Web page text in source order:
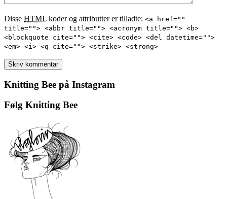
Disse HTML koder og attributter er tilladte: <a href=""
title=""> <abbr title=""> <acronym title=""> <b>
<blockquote cite=""> <cite> <code> <del datetime="">
<em> <i> <q cite=""> <strike> <strong>
Knitting Bee på Instagram
Følg Knitting Bee